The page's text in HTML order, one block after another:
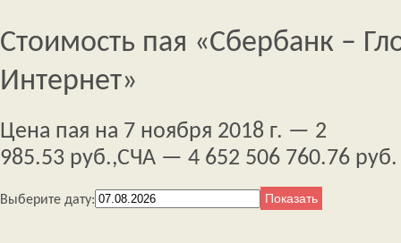
Стоимость пая «Сбербанк –
Интернет»
Цена пая на 7 ноября 2018 г. — 2
985.53 руб.,СЧА — 4 652 506 760.76 руб.
Выберите дату: